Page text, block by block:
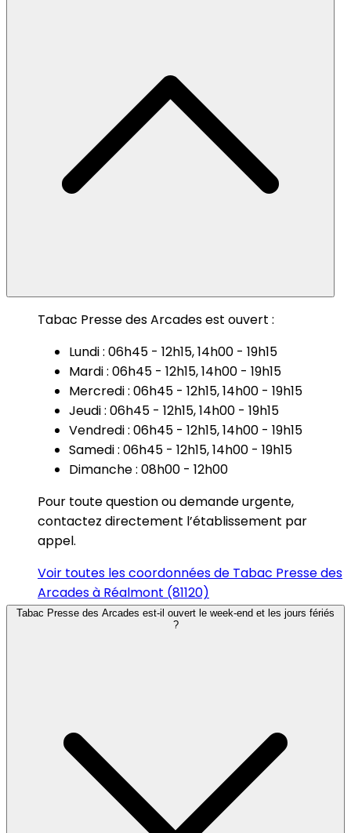
Tabac Presse des Arcades est ouvert :
Lundi : 06h45 - 12h15, 14h00 - 19h15
Mardi : 06h45 - 12h15, 14h00 - 19h15
Mercredi : 06h45 - 12h15, 14h00 - 19h15
Jeudi : 06h45 - 12h15, 14h00 - 19h15
Vendredi : 06h45 - 12h15, 14h00 - 19h15
Samedi : 06h45 - 12h15, 14h00 - 19h15
Dimanche : 08h00 - 12h00
Pour toute question ou demande urgente,
contactez directement l’établissement par
appel.
Voir toutes les coordonnées de Tabac Presse des
Arcades à Réalmont (81120)
Tabac Presse des Arcades est-il ouvert le week-end et les jours fériés
?